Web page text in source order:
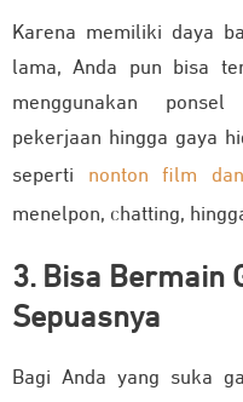
Karena memiliki daya
lama, Anda pun bisa
menggunakan
pekerjaan hingga gaya
seperti nonton film
menelpon, chatting,
3. Bisa Bermain
Sepuasnya
Bagi Anda yang suka